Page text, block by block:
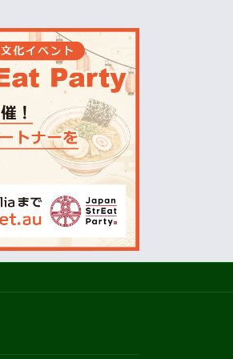
の天気(MetService)
Trade Organization